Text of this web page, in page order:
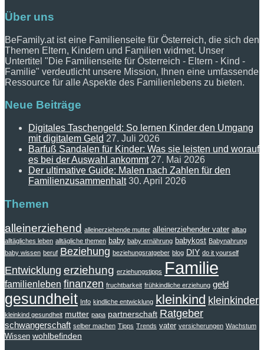
Über uns
BeFamily.at ist eine Familienseite für Österreich, die sich den
Themen Eltern, Kindern und Familien widmet. Unser
Untertitel "Die Familienseite für Österreich - Eltern - Kind -
Familie" verdeutlicht unsere Mission, Ihnen eine umfassende
Ressource für alle Aspekte des Familienlebens zu bieten.
Neue Beiträge
Digitales Taschengeld: So lernen Kinder den Umgang
mit digitalem Geld 27. Juli 2026
Barfuß Sandalen für Kinder: Was sie leisten und worauf
es bei der Auswahl ankommt 27. Mai 2026
Der ultimative Guide: Malen nach Zahlen für den
Familienzusammenhalt 30. April 2026
Themen
alleinerziehend alleinerziehende mutter alleinerziehender vater alltag
alltägliches leben alltägliche themen baby baby ernährung babykost Babynahrung
baby wissen beruf Beziehung beziehungsratgeber blog DIY do it yourself
Entwicklung erziehung erziehungstipps Familie
familienleben finanzen fruchtbarkeit frühkindliche erziehung geld
gesundheit Info kindliche entwicklung kleinkind kleinkinder
kleinkind gesundheit mutter papa partnerschaft Ratgeber
schwangerschaft selber machen Tipps Trends vater versicherungen Wachstum
Wissen wohlbefinden